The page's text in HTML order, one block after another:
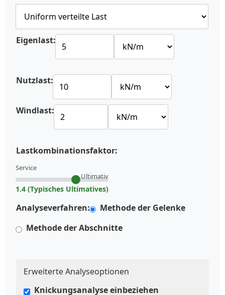
Eigenlast:
Nutzlast:
Windlast:
Lastkombinationsfaktor:
Service
Ultimativ
1.4 (Typisches Ultimatives)
Analyseverfahren:
Methode der Gelenke
Methode der Abschnitte
Erweiterte Analyseoptionen
Knickungsanalyse einbeziehen